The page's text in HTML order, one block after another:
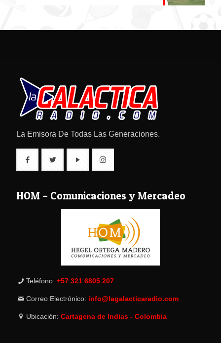
La Emisora De Todas Las Generaciones.
HOM – Comunicaciones y Mercadeo
Teléfono: +57 321 6805 207
Correo Electrónico: info@lagalacticaradio.com
Ubicación: Cartagena de Indias - Colombia